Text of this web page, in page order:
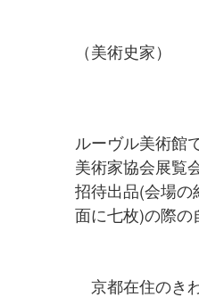
（美術史家）
ルーヴル美術館
美術家協会展覧
招待出品(会場
面に七枚)の際の
京都在住のき